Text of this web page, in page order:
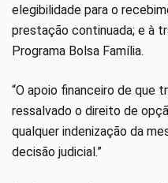
elegibilidade para o
prestação continuada; e à
Programa Bolsa Família.
“O apoio financeiro de que
ressalvado o direito de
qualquer indenização da
decisão judicial.”